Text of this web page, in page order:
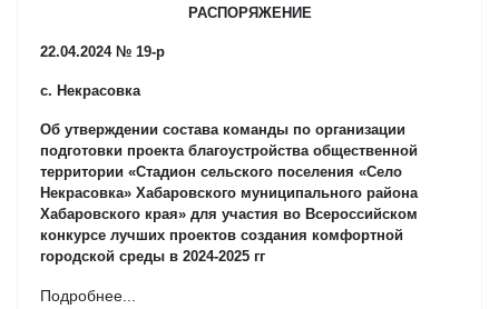
РАСПОРЯЖЕНИЕ
22.04.2024 № 19-р
с. Некрасовка
Об утверждении состава команды по организации
подготовки проекта благоустройства общественной
территории «Стадион сельского поселения «Село
Некрасовка» Хабаровского муниципального района
Хабаровского края» для участия во Всероссийском
конкурсе лучших проектов создания комфортной
городской среды в 2024-2025 гг
Подробнее...